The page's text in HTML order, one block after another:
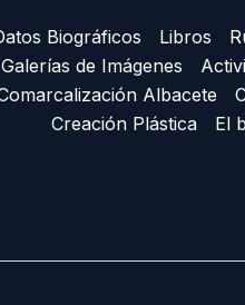
Biográficos Libros
Galerías de Imágenes
Albacete
Creación Plástica
El